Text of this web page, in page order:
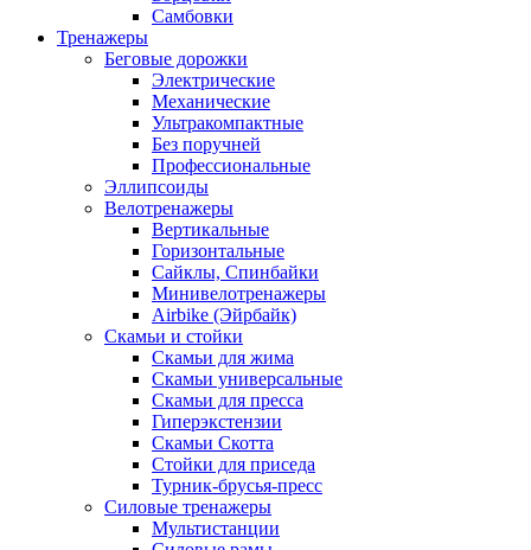
Самбовки
Тренажеры
Беговые дорожки
Электрические
Механические
Ультракомпактные
Без поручней
Профессиональные
Эллипсоиды
Велотренажеры
Вертикальные
Горизонтальные
Сайклы, Спинбайки
Минивелотренажеры
Airbike (Эйрбайк)
Скамьи и стойки
Скамьи для жима
Скамьи универсальные
Скамьи для пресса
Гиперэкстензии
Скамьи Скотта
Стойки для приседа
Турник-брусья-пресс
Силовые тренажеры
Мультистанции